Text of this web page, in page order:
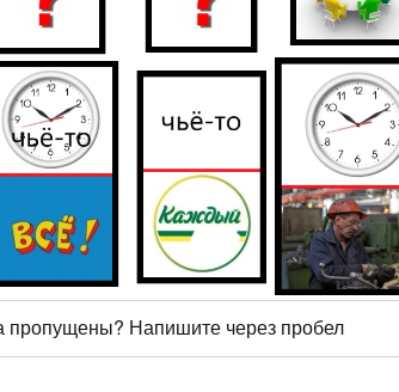
пропущены? Напишите через пробел